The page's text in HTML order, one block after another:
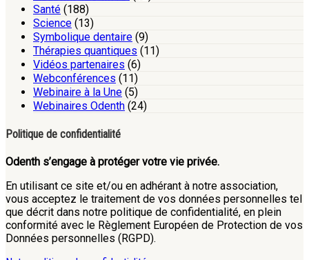
Santé (188)
Science (13)
Symbolique dentaire (9)
Thérapies quantiques (11)
Vidéos partenaires (6)
Webconférences (11)
Webinaire à la Une (5)
Webinaires Odenth (24)
Politique de confidentialité
Odenth s’engage à protéger votre vie privée.
En utilisant ce site et/ou en adhérant à notre association,
vous acceptez le traitement de vos données personnelles tel
que décrit dans notre politique de confidentialité, en plein
conformité avec le Règlement Européen de Protection de vos
Données personnelles (RGPD).